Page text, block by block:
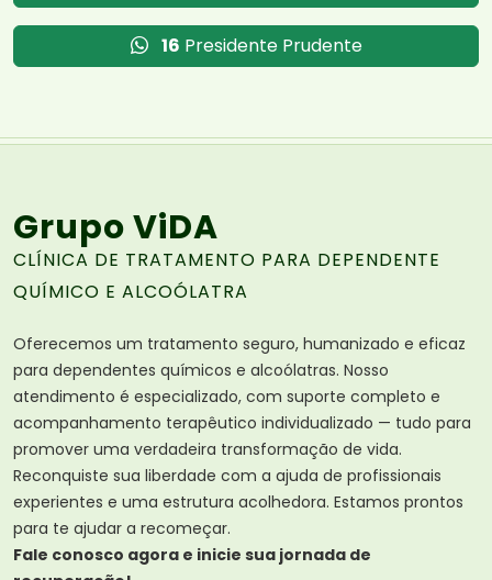
16 Presidente Prudente
Grupo ViDA
CLÍNICA DE TRATAMENTO PARA DEPENDENTE
QUÍMICO E ALCOÓLATRA
Oferecemos um tratamento seguro, humanizado e eficaz
para dependentes químicos e alcoólatras. Nosso
atendimento é especializado, com suporte completo e
acompanhamento terapêutico individualizado — tudo para
promover uma verdadeira transformação de vida.
Reconquiste sua liberdade com a ajuda de profissionais
experientes e uma estrutura acolhedora. Estamos prontos
para te ajudar a recomeçar.
Fale conosco agora e inicie sua jornada de